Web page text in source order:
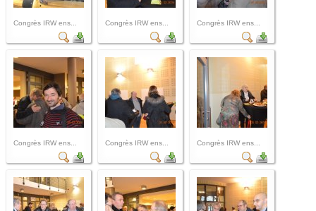
Congrès IRW ens... Congrès IRW ens... Congrès IRW ens...
Congrès IRW ens... Congrès IRW ens... Congrès IRW ens...